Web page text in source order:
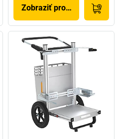
Zobraziť produkt